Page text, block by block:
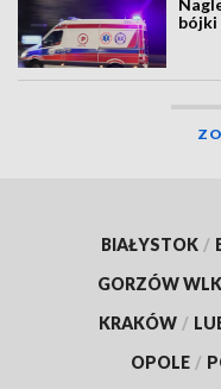
bójki
BIAŁYSTOK /
GORZÓW
KRAKÓW /
OPOLE /